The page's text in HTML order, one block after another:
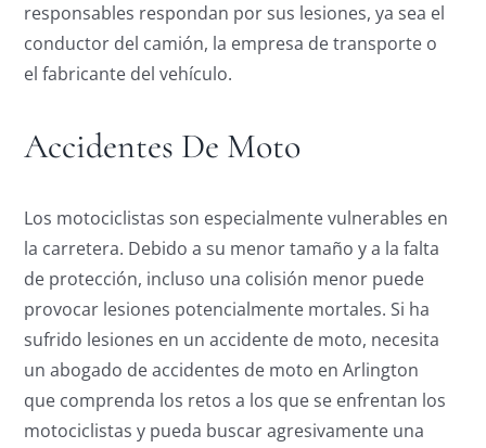
responsables respondan por sus lesiones, ya sea el
conductor del camión, la empresa de transporte o
el fabricante del vehículo.
Accidentes De Moto
Los motociclistas son especialmente vulnerables en
la carretera. Debido a su menor tamaño y a la falta
de protección, incluso una colisión menor puede
provocar lesiones potencialmente mortales. Si ha
sufrido lesiones en un accidente de moto, necesita
un abogado de accidentes de moto en Arlington
que comprenda los retos a los que se enfrentan los
motociclistas y pueda buscar agresivamente una